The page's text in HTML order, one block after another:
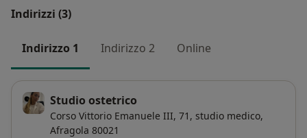
Indirizzi (3)
Indirizzo 1 Indirizzo 2 Online
Studio ostetrico
Corso Vittorio Emanuele III, 71, studio medico,
Afragola 80021